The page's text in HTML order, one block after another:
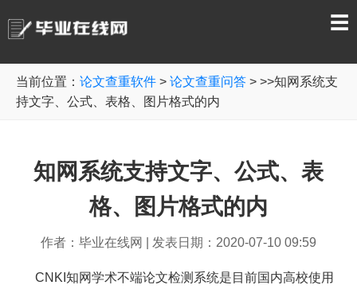
☰
当前位置： 论文查重软件 > 论文查重问答 > >>知网系统支
持文字、公式、表格、图片格式的内
知网系统支持文字、公式、表
格、图片格式的内
作者：毕业在线网 发表日期：2020-07-10 09:59
CNKI知网学术不端论文检测系统是目前国内高校使用